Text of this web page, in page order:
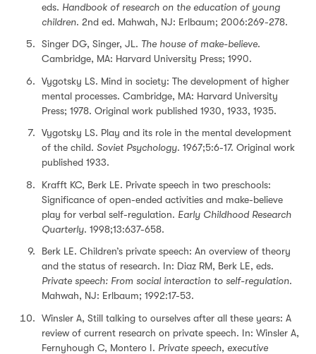
eds. Handbook of research on the education of young
children. 2nd ed. Mahwah, NJ: Erlbaum; 2006:269-278.
Singer DG, Singer, JL. The house of make-believe.
Cambridge, MA: Harvard University Press; 1990.
Vygotsky LS. Mind in society: The development of higher
mental processes. Cambridge, MA: Harvard University
Press; 1978. Original work published 1930, 1933, 1935.
Vygotsky LS. Play and its role in the mental development
of the child. Soviet Psychology. 1967;5:6-17. Original work
published 1933.
Krafft KC, Berk LE. Private speech in two preschools:
Significance of open-ended activities and make-believe
play for verbal self-regulation. Early Childhood Research
Quarterly. 1998;13:637-658.
Berk LE. Children’s private speech: An overview of theory
and the status of research. In: Diaz RM, Berk LE, eds.
Private speech: From social interaction to self-regulation.
Mahwah, NJ: Erlbaum; 1992:17-53.
Winsler A, Still talking to ourselves after all these years: A
review of current research on private speech. In: Winsler A,
Fernyhough C, Montero I. Private speech, executive